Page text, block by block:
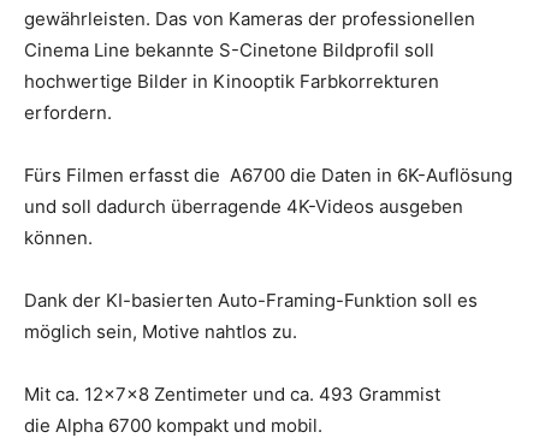
gewährleisten. Das von Kameras der professionellen
Cinema Line bekannte S-Cinetone Bildprofil soll
hochwertige Bilder in Kinooptik Farbkorrekturen
erfordern.
Fürs Filmen erfasst die A6700 die Daten in 6K-Auflösung
und soll dadurch überragende 4K-Videos ausgeben
können.
Dank der KI-basierten Auto-Framing-Funktion soll es
möglich sein, Motive nahtlos zu.
Mit ca. 12×7×8 Zentimeter und ca. 493 Grammist
die Alpha 6700 kompakt und mobil.